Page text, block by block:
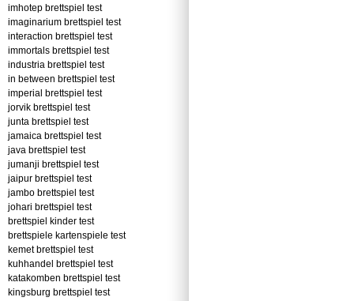
imhotep brettspiel test
imaginarium brettspiel test
interaction brettspiel test
immortals brettspiel test
industria brettspiel test
in between brettspiel test
imperial brettspiel test
jorvik brettspiel test
junta brettspiel test
jamaica brettspiel test
java brettspiel test
jumanji brettspiel test
jaipur brettspiel test
jambo brettspiel test
johari brettspiel test
brettspiel kinder test
brettspiele kartenspiele test
kemet brettspiel test
kuhhandel brettspiel test
katakomben brettspiel test
kingsburg brettspiel test